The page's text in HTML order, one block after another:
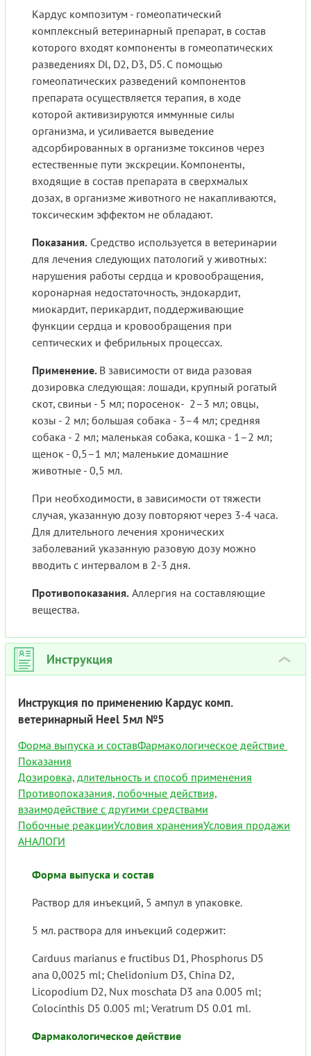
Кардус композитум - гомеопатический
комплексный ветеринарный препарат, в состав
которого входят компоненты в гомеопатических
разведениях Dl, D2, D3, D5. С помощью
гомеопатических разведений компонентов
препарата осуществляется терапия, в ходе
которой активизируются иммунные силы
организма, и усиливается выведение
адсорбированных в организме токсинов через
естественные пути экскреции. Компоненты,
входящие в состав препарата в сверхмалых
дозах, в организме животного не накапливаются,
токсическим эффектом не обладают.
Показания. Средство используется в ветеринарии
для лечения следующих патологий у животных:
нарушения работы сердца и кровообращения,
коронарная недостаточность, эндокардит,
миокардит, перикардит, поддерживающие
функции сердца и кровообращения при
септических и фебрильных процессах.
Применение. В зависимости от вида разовая
дозировка следующая: лошади, крупный рогатый
скот, свиньи - 5 мл; поросенок- 2–3 мл; овцы,
козы - 2 мл; большая собака - 3–4 мл; средняя
собака - 2 мл; маленькая собака, кошка - 1–2 мл;
щенок - 0,5–1 мл; маленькие домашние
животные - 0,5 мл.
При необходимости, в зависимости от тяжести
случая, указанную дозу повторяют через 3-4 часа.
Для длительного лечения хронических
заболеваний указанную разовую дозу можно
вводить с интервалом в 2-3 дня.
Противопоказания. Аллергия на составляющие
вещества.
Инструкция ›
Инструкция по применению Кардус комп.
ветеринарный Heel 5мл №5
Форма выпуска и составФармакологическое действие
Показания
Дозировка, длительность и способ применения
Противопоказания, побочные действия,
взаимодействие с другими средствами
Побочные реакцииУсловия храненияУсловия продажи
АНАЛОГИ
Форма выпуска и состав
Раствор для инъекций, 5 ампул в упаковке.
5 мл. раствора для инъекций содержит:
Carduus marianus e fructibus D1, Phosphorus D5
ana 0,0025 ml; Chelidonium D3, China D2,
Licopodium D2, Nux moschata D3 ana 0.005 ml;
Colocinthis D5 0.005 ml; Veratrum D5 0.01 ml.
Фармакологическое действие